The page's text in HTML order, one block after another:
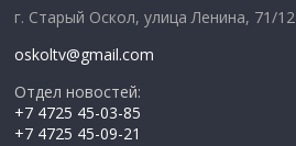
г. Старый Оскол, улица Ленина, 71/12
oskoltv@gmail.com
Отдел новостей:
+7 4725 45-03-85
+7 4725 45-09-21